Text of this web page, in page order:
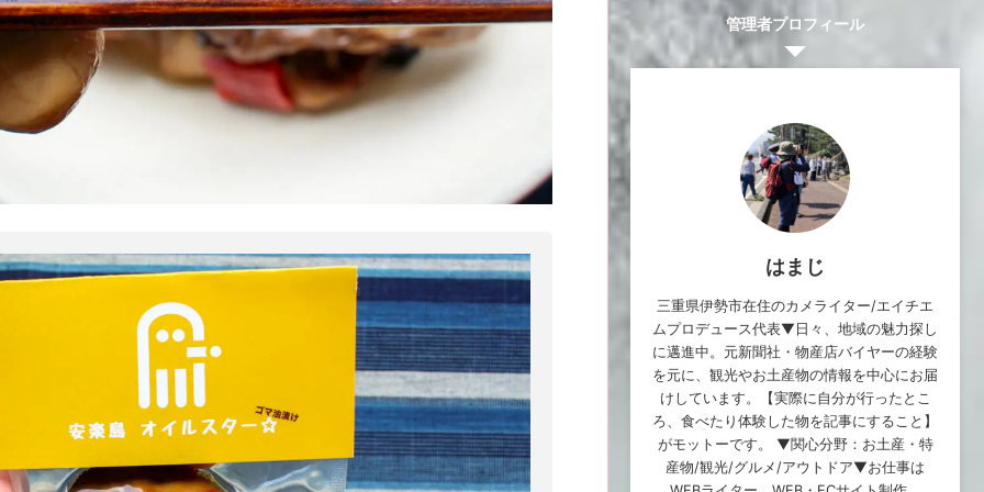
管理者プロフィール
はまじ
三重県伊勢市在住のカメライター/エイチエ
ムプロデュース代表▼日々、地域の魅力探し
に邁進中。元新聞社・物産店バイヤーの経験
を元に、観光やお土産物の情報を中心にお届
けしています。【実際に自分が行ったとこ
ろ、食べたり体験した物を記事にすること】
がモットーです。 ▼関心分野：お土産・特
産物/観光/グルメ/アウトドア▼お仕事は